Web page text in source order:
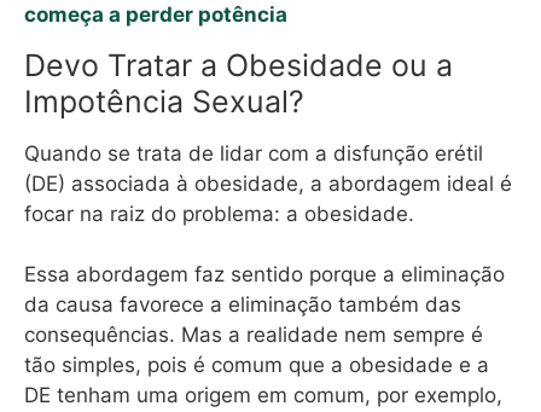
começa a perder potência
Devo Tratar a Obesidade ou a
Impotência Sexual?
Quando se trata de lidar com a disfunção erétil
(DE) associada à obesidade, a abordagem ideal é
focar na raiz do problema: a obesidade.
Essa abordagem faz sentido porque a eliminação
da causa favorece a eliminação também das
consequências. Mas a realidade nem sempre é
tão simples, pois é comum que a obesidade e a
DE tenham uma origem em comum, por exemplo,